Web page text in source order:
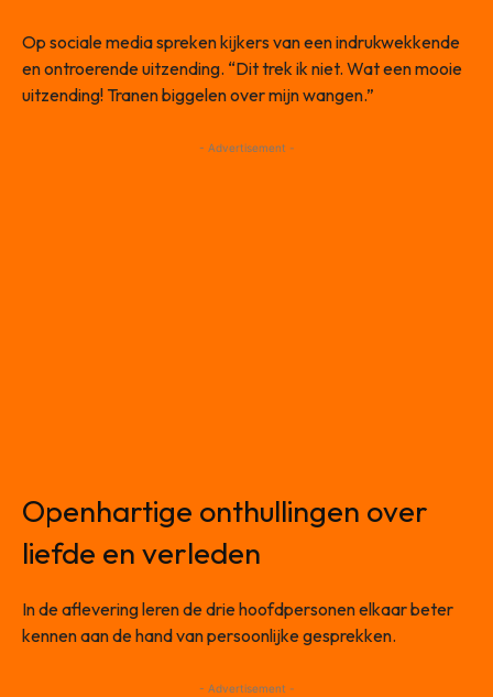
Op sociale media spreken kijkers van een indrukwekkende
en ontroerende uitzending. “Dit trek ik niet. Wat een mooie
uitzending! Tranen biggelen over mijn wangen.”
- Advertisement -
Openhartige onthullingen over
liefde en verleden
In de aflevering leren de drie hoofdpersonen elkaar beter
kennen aan de hand van persoonlijke gesprekken.
- Advertisement -